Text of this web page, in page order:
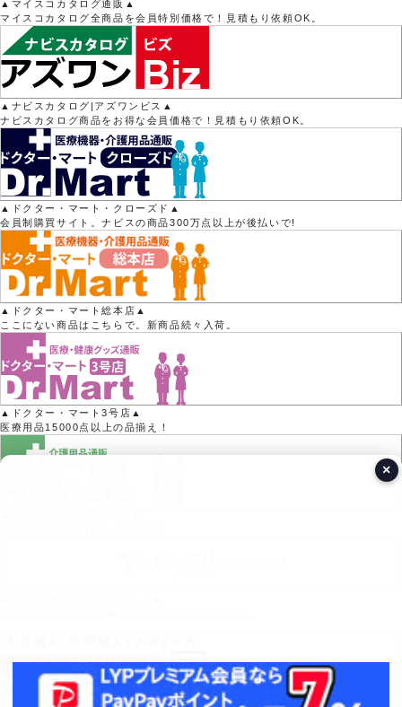
▲マイスコカタログ通販▲
マイスコカタログ全商品を会員特別価格で！見積もり依頼OK。
▲ナビスカタログ|アズワンビス▲
ナビスカタログ商品をお得な会員価格で！見積もり依頼OK。
▲ドクター・マート・クローズド▲
会員制購買サイト。ナビスの商品300万点以上が後払いで!
▲ドクター・マート総本店▲
ここにない商品はこちらで。新商品続々入荷。
▲ドクター・マート3号店▲
医療用品15000点以上の品揃え！
×